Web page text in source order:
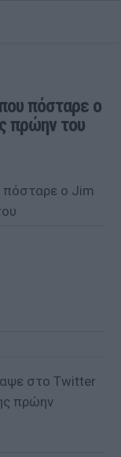
πόσταρε ο
πρώην του
στο Twitter
πρώην